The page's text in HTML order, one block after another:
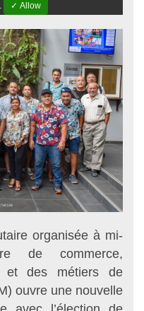
✓ Allow
organisée à mi-
de commerce,
et des métiers de
ouvre une nouvelle